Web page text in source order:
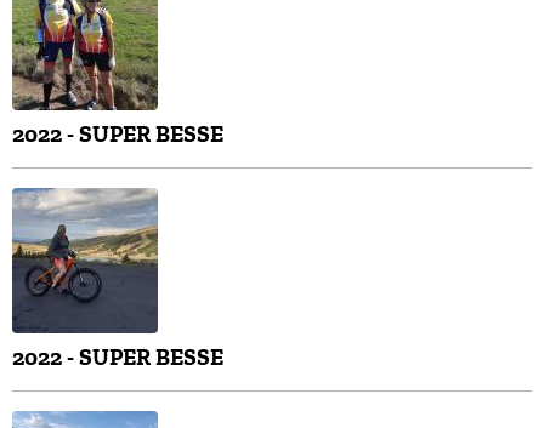
2022 - SUPER BESSE
2022 - SUPER BESSE